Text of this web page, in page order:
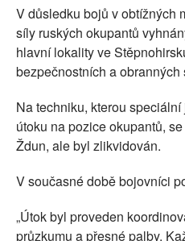
V důsledku bojů v obtížných
síly ruských okupantů
hlavní lokality ve
bezpečnostních a obranných
Na techniku, kterou
útoku na pozice okupantů,
Ždun, ale byl zlikvidován.
V současné době bojovníci
„Útok byl proveden
průzkumu a přesné palby.